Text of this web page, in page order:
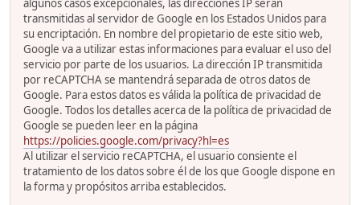
algunos casos excepcionales, las direcciones IP serán
transmitidas al servidor de Google en los Estados Unidos para
su encriptación. En nombre del propietario de este sitio web,
Google va a utilizar estas informaciones para evaluar el uso del
servicio por parte de los usuarios. La dirección IP transmitida
por reCAPTCHA se mantendrá separada de otros datos de
Google. Para estos datos es válida la política de privacidad de
Google. Todos los detalles acerca de la política de privacidad de
Google se pueden leer en la página
https://policies.google.com/privacy?hl=es
Al utilizar el servicio reCAPTCHA, el usuario consiente el
tratamiento de los datos sobre él de los que Google dispone en
la forma y propósitos arriba establecidos.